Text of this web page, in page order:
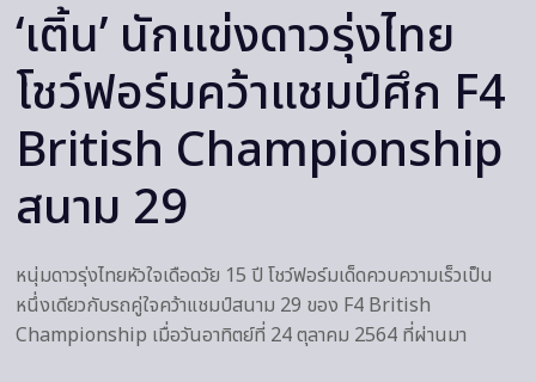
‘เติ้น’ นักแข่งดาวรุ่งไทย
โชว์ฟอร์มคว้าแชมป์ศึก F4
British Championship
สนาม 29
หนุ่มดาวรุ่งไทยหัวใจเดือดวัย 15 ปี โชว์ฟอร์มเด็ดควบความเร็วเป็น
หนึ่งเดียวกับรถคู่ใจคว้าแชมป์สนาม 29 ของ F4 British
Championship เมื่อวันอาทิตย์ที่ 24 ตุลาคม 2564 ที่ผ่านมา